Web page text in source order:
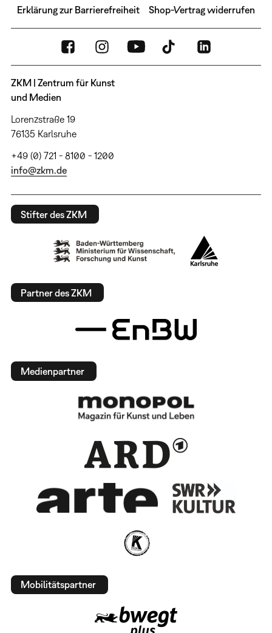
Erklärung zur Barrierefreiheit Shop-Vertrag widerrufen
ZKM | Zentrum für Kunst
und Medien
Lorenzstraße 19
76135 Karlsruhe
+49 (0) 721 - 8100 - 1200
info@zkm.de
Stifter des ZKM
Partner des ZKM
Medienpartner
Mobilitätspartner